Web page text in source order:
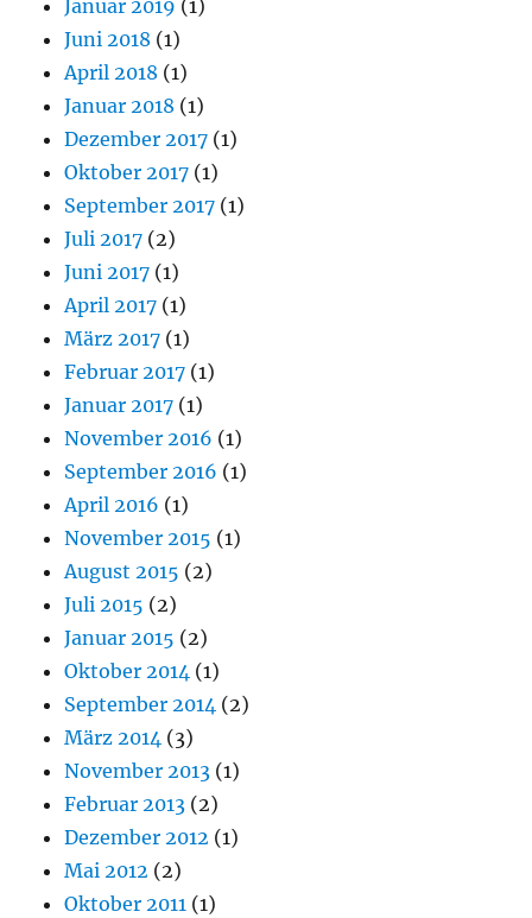
Januar 2019 (1)
Juni 2018 (1)
April 2018 (1)
Januar 2018 (1)
Dezember 2017 (1)
Oktober 2017 (1)
September 2017 (1)
Juli 2017 (2)
Juni 2017 (1)
April 2017 (1)
März 2017 (1)
Februar 2017 (1)
Januar 2017 (1)
November 2016 (1)
September 2016 (1)
April 2016 (1)
November 2015 (1)
August 2015 (2)
Juli 2015 (2)
Januar 2015 (2)
Oktober 2014 (1)
September 2014 (2)
März 2014 (3)
November 2013 (1)
Februar 2013 (2)
Dezember 2012 (1)
Mai 2012 (2)
Oktober 2011 (1)